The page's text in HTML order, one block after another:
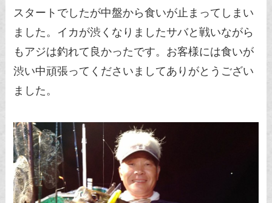
スタートでしたが中盤から食いが止まってしまい
ました。イカが渋くなりましたサバと戦いながら
もアジは釣れて良かったです。お客様には食いが
渋い中頑張ってくださいましてありがとうござい
ました。